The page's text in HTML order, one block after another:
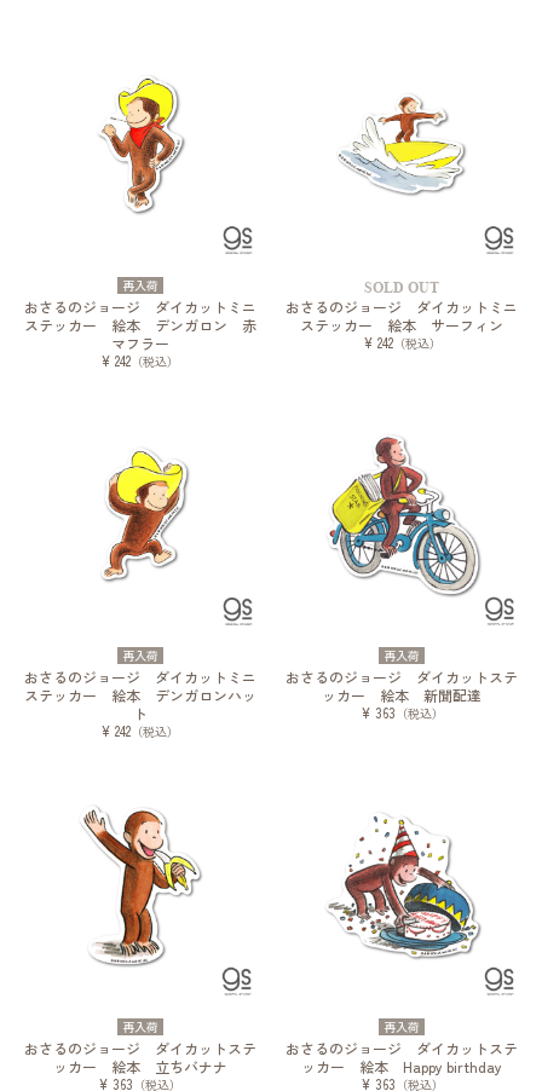
再入荷
おさるのジョージ ダイカットミニ
ステッカー 絵本 デンガロン 赤
マフラー
¥ 242 （税込）
SOLD OUT
おさるのジョージ ダイカットミニ
ステッカー 絵本 サーフィン
¥ 242（税込）
再入荷
おさるのジョージ ダイカットミニ
ステッカー 絵本 デンガロンハッ
ト
¥ 242 （税込）
再入荷
おさるのジョージ ダイカットステ
ッカー 絵本 新聞配達
¥ 363 （税込）
再入荷
おさるのジョージ ダイカットステ
ッカー 絵本 立ちバナナ
¥ 363 （税込）
再入荷
おさるのジョージ ダイカットステ
ッカー 絵本 Happy birthday
¥ 363 （税込）